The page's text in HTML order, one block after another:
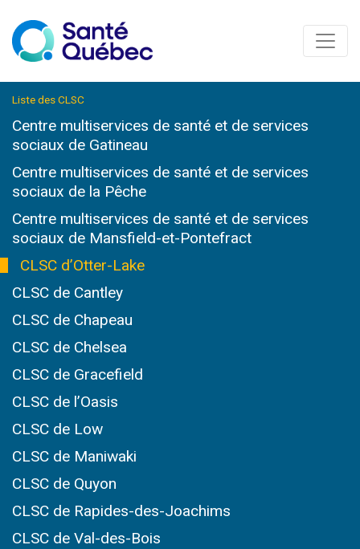
Liste des CLSC
Centre multiservices de santé et de services
sociaux de Gatineau
Centre multiservices de santé et de services
sociaux de la Pêche
Centre multiservices de santé et de services
sociaux de Mansfield-et-Pontefract
CLSC d’Otter-Lake
CLSC de Cantley
CLSC de Chapeau
CLSC de Chelsea
CLSC de Gracefield
CLSC de l’Oasis
CLSC de Low
CLSC de Maniwaki
CLSC de Quyon
CLSC de Rapides-des-Joachims
CLSC de Val-des-Bois